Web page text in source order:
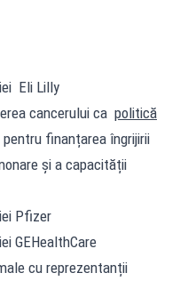
Eli Lilly
cancerului ca politică
pentru finanțarea îngrijirii
și a capacității
Pfizer
GEHealthCare
cu reprezentanții